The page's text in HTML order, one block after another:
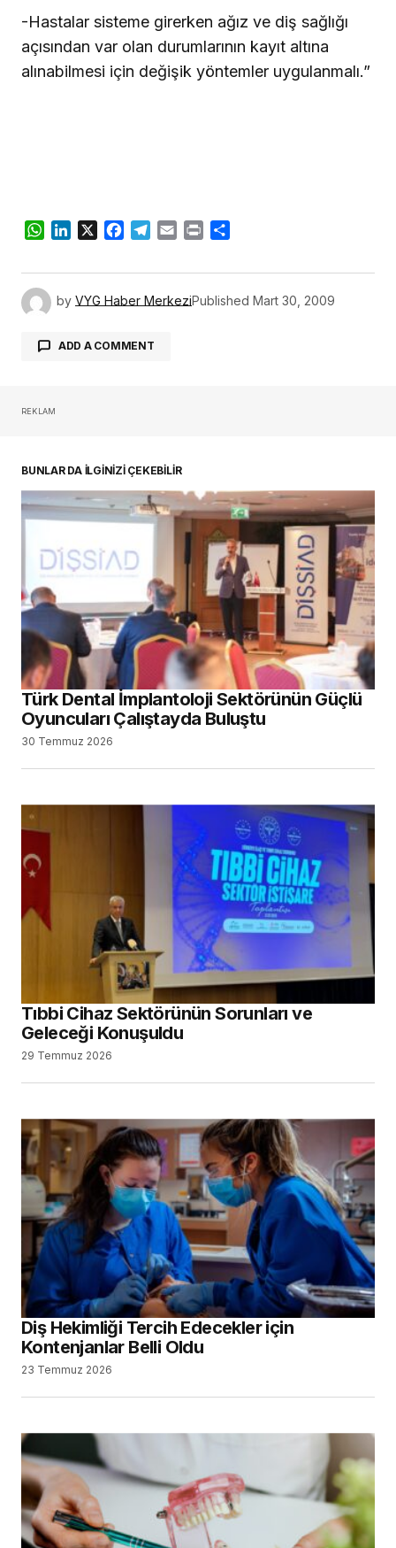
-Hastalar sisteme girerken ağız ve diş sağlığı
açısından var olan durumlarının kayıt altına
alınabilmesi için değişik yöntemler uygulanmalı.”
WhatsApp
LinkedIn
X Facebook
Telegram
Email Print
by VYG Haber MerkeziPublished Mart 30, 2009
ADD A COMMENT
REKLAM
BUNLAR DA İLGİNİZİ ÇEKEBİLİR
Türk Dental İmplantoloji Sektörünün Güçlü
Oyuncuları Çalıştayda Buluştu
30 Temmuz 2026
Tıbbi Cihaz Sektörünün Sorunları ve
Geleceği Konuşuldu
29 Temmuz 2026
Diş Hekimliği Tercih Edecekler için
Kontenjanlar Belli Oldu
23 Temmuz 2026